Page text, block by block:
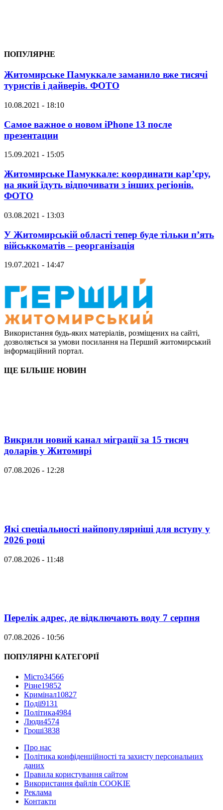
ПОПУЛЯРНЕ
Житомирське Памуккале заманило вже тисячі
туристів і дайверів. ФОТО
10.08.2021 - 18:10
Самое важное о новом iPhone 13 после
презентации
15.09.2021 - 15:05
Житомирське Памуккале: координати кар’єру,
на який їдуть відпочивати з інших регіонів.
ФОТО
03.08.2021 - 13:03
У Житомирській області тепер буде тільки п’ять
військкоматів – реорганізація
19.07.2021 - 14:47
Використання будь-яких матеріалів, розміщених на сайті,
дозволяється за умови посилання на Перший житомирський
інформаційний портал.
ЩЕ БІЛЬШЕ НОВИН
Викрили новий канал міграції за 15 тисяч
доларів у Житомирі
07.08.2026 - 12:28
Які спеціальності найпопулярніші для вступу у
2026 році
07.08.2026 - 11:48
Перелік адрес, де відключають воду 7 серпня
07.08.2026 - 10:56
ПОПУЛЯРНІ КАТЕГОРІЇ
Місто34566
Різне19852
Кримінал10827
Події9131
Політика4984
Люди4574
Гроші3838
Про нас
Політика конфіденційності та захисту персональних
даних
Правила користування сайтом
Використання файлів COOKIE
Реклама
Контакти